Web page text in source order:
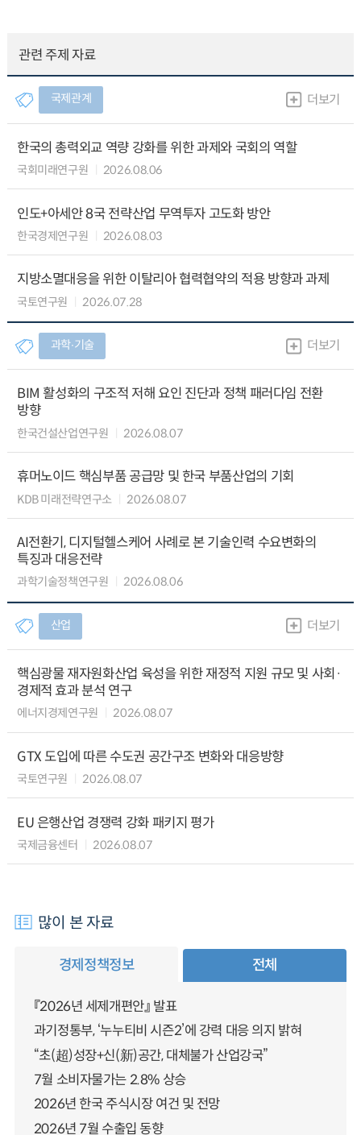
관련 주제 자료
국제관계 더보기
한국의 총력외교 역량 강화를 위한 과제와 국회의 역할
국회미래연구원 2026.08.06
인도+아세안 8국 전략산업 무역투자 고도화 방안
한국경제연구원 2026.08.03
지방소멸대응을 위한 이탈리아 협력협약의 적용 방향과 과제
국토연구원 2026.07.28
과학∙기술 더보기
BIM 활성화의 구조적 저해 요인 진단과 정책 패러다임 전환
방향
한국건설산업연구원 2026.08.07
휴머노이드 핵심부품 공급망 및 한국 부품산업의 기회
KDB 미래전략연구소 2026.08.07
AI전환기, 디지털헬스케어 사례로 본 기술인력 수요변화의
특징과 대응전략
과학기술정책연구원 2026.08.06
산업 더보기
핵심광물 재자원화산업 육성을 위한 재정적 지원 규모 및 사회·
경제적 효과 분석 연구
에너지경제연구원 2026.08.07
GTX 도입에 따른 수도권 공간구조 변화와 대응방향
국토연구원 2026.08.07
EU 은행산업 경쟁력 강화 패키지 평가
국제금융센터 2026.08.07
많이 본 자료
경제정책정보 전체
『2026년 세제개편안』 발표
과기정통부, ‘누누티비 시즌2’에 강력 대응 의지 밝혀
“초(超)성장+신(新)공간, 대체불가 산업강국”
7월 소비자물가는 2.8% 상승
2026년 한국 주식시장 여건 및 전망
2026년 7월 수출입 동향